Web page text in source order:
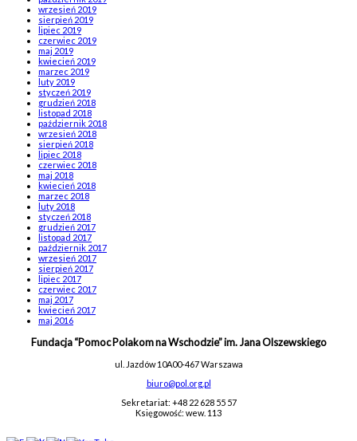
wrzesień 2019
sierpień 2019
lipiec 2019
czerwiec 2019
maj 2019
kwiecień 2019
marzec 2019
luty 2019
styczeń 2019
grudzień 2018
listopad 2018
październik 2018
wrzesień 2018
sierpień 2018
lipiec 2018
czerwiec 2018
maj 2018
kwiecień 2018
marzec 2018
luty 2018
styczeń 2018
grudzień 2017
listopad 2017
październik 2017
wrzesień 2017
sierpień 2017
lipiec 2017
czerwiec 2017
maj 2017
kwiecień 2017
maj 2016
Fundacja “Pomoc Polakom na Wschodzie” im. Jana Olszewskiego
ul. Jazdów 10A00-467 Warszawa
biuro@pol.org.pl
Sekretariat: +48 22 628 55 57
Księgowość: wew. 113